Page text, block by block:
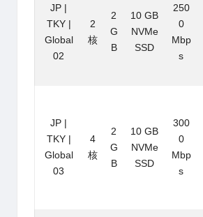
JP |
TKY |
Global
02
2
核
2
G
B
10 GB
NVMe
SSD
250
0
Mbp
s
JP |
TKY |
Global
03
4
核
2
G
B
10 GB
NVMe
SSD
300
0
Mbp
s